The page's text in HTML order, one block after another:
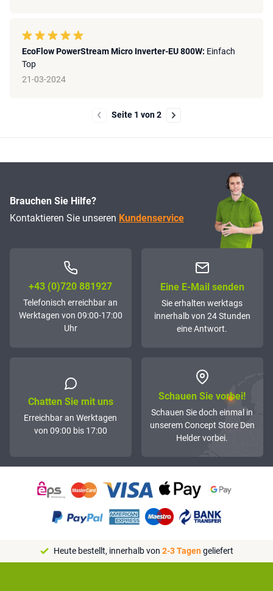
EcoFlow PowerStream Micro Inverter-EU 800W: Einfach
Top
21-03-2024
Seite 1 von 2
Brauchen Sie Hilfe?
Kontaktieren Sie unseren Kundenservice
+43 (0)72­0 881927
Telefonisch erreichbar an
Werktagen von 09:00-17:00
Uhr
Eine E-Mail senden
Sie erhalten werktags
innerhalb von 24 Stunden
eine Antwort.
Chatten Sie mit uns
Erreichbar an Werktagen
von 09:00 bis 17:00
Schauen Sie vorbei!
Schauen Sie doch einmal in
unserem Concept Store Den
Helder vorbei.
Heute bestellt, innerhalb von 2-3 Tagengeliefert